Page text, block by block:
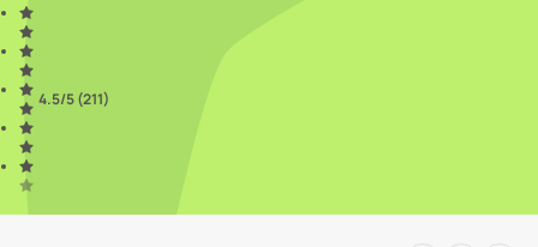
4.5/5 (211)